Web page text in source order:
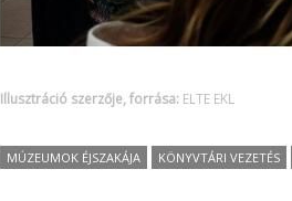
Illusztráció szerzője, forrása: ELTE EKL
MÚZEUMOK ÉJSZAKÁJA KÖNYVTÁRI VEZETÉS